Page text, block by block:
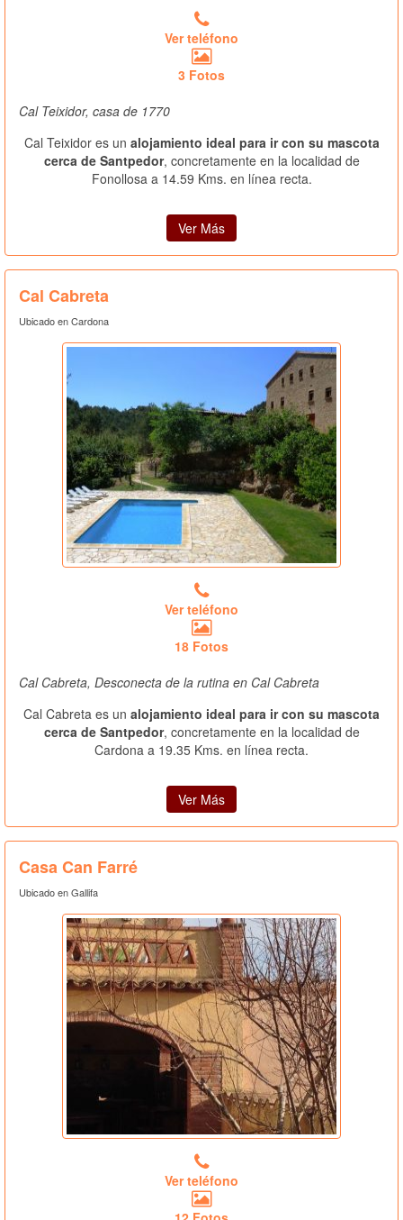
Ver teléfono
3 Fotos
Cal Teixidor, casa de 1770
Cal Teixidor es un alojamiento ideal para ir con su mascota
cerca de Santpedor, concretamente en la localidad de
Fonollosa a 14.59 Kms. en línea recta.
Ver Más
Cal Cabreta
Ubicado en Cardona
Ver teléfono
18 Fotos
Cal Cabreta, Desconecta de la rutina en Cal Cabreta
Cal Cabreta es un alojamiento ideal para ir con su mascota
cerca de Santpedor, concretamente en la localidad de
Cardona a 19.35 Kms. en línea recta.
Ver Más
Casa Can Farré
Ubicado en Gallifa
Ver teléfono